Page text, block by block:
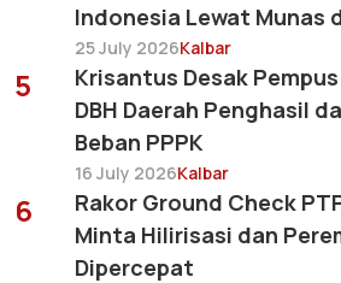
Indonesia Lewat Munas
25 July 2026Kalbar
5
Krisantus Desak
DBH Daerah Penghasil
Beban PPPK
16 July 2026Kalbar
6
Rakor Ground Check
Minta Hilirisasi dan
Dipercepat